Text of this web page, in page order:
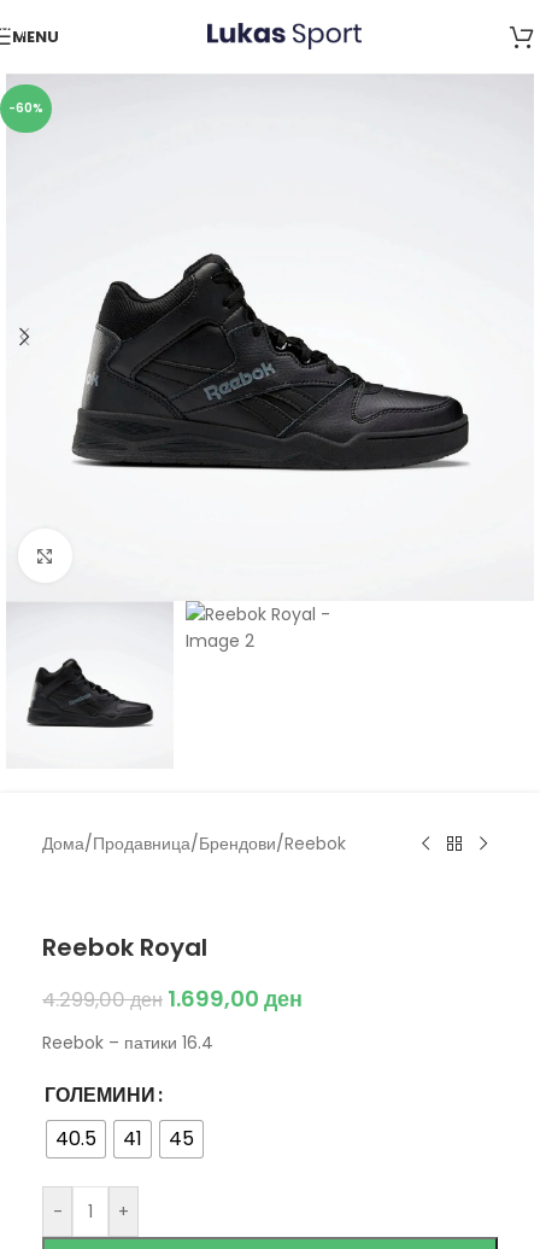
Skip to navigation
Skip to main content
MENU
-60%
Дома/Продавница/Брендови/Reebok
Reebok Royal
4.299,00ден 1.699,00 ден
Reebok – патики 16.4
ГОЛЕМИНИ
40.5
41 45
- +